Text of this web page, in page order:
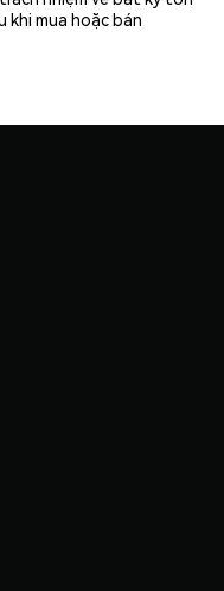
khi mua hoặc bán